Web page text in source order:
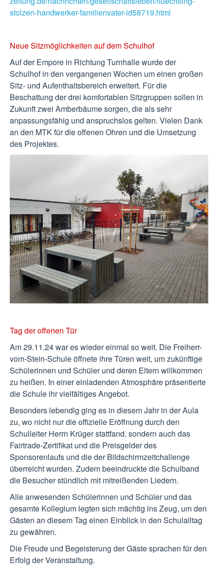
stolzen-handwerker-familienvater-id58719.html
Neue Sitzmöglichkeiten auf dem Schulhof
Auf der Empore in Richtung Turnhalle wurde der
Schulhof in den vergangenen Wochen um einen großen
Sitz- und Aufenthaltsbereich erweitert. Für die
Beschattung der drei komfortablen Sitzgruppen sollen in
Zukunft zwei Amberbäume sorgen, die als sehr
anpassungsfähig und anspruchslos gelten. Vielen Dank
an den MTK für die offenen Ohren und die Umsetzung
des Projektes.
Tag der offenen Tür
Am 29.11.24 war es wieder einmal so weit. Die Freiherr-
vom-Stein-Schule öffnete ihre Türen weit, um zukünftige
Schülerinnen und Schüler und deren Eltern willkommen
zu heißen. In einer einladenden Atmosphäre präsentierte
die Schule ihr vielfältiges Angebot.
Besonders lebendig ging es in diesem Jahr in der Aula
zu, wo nicht nur die offizielle Eröffnung durch den
Schulleiter Herrn Krüger stattfand, sondern auch das
Fairtrade-Zertifikat und die Preisgelder des
Sponsorenlaufs und die der Bildschirmzeitchallenge
überreicht wurden. Zudem beeindruckte die Schulband
die Besucher stündlich mit mitreißenden Liedern.
Alle anwesenden Schülerinnen und Schüler und das
gesamte Kollegium legten sich mächtig ins Zeug, um den
Gästen an diesem Tag einen Einblick in den Schulalltag
zu gewähren.
Die Freude und Begeisterung der Gäste sprachen für den
Erfolg der Veranstaltung.